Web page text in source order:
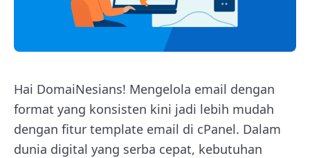
Hai DomaiNesians! Mengelola email dengan
format yang konsisten kini jadi lebih mudah
dengan fitur template email di cPanel. Dalam
dunia digital yang serba cepat, kebutuhan